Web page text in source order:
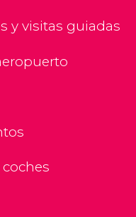
y visitas guiadas